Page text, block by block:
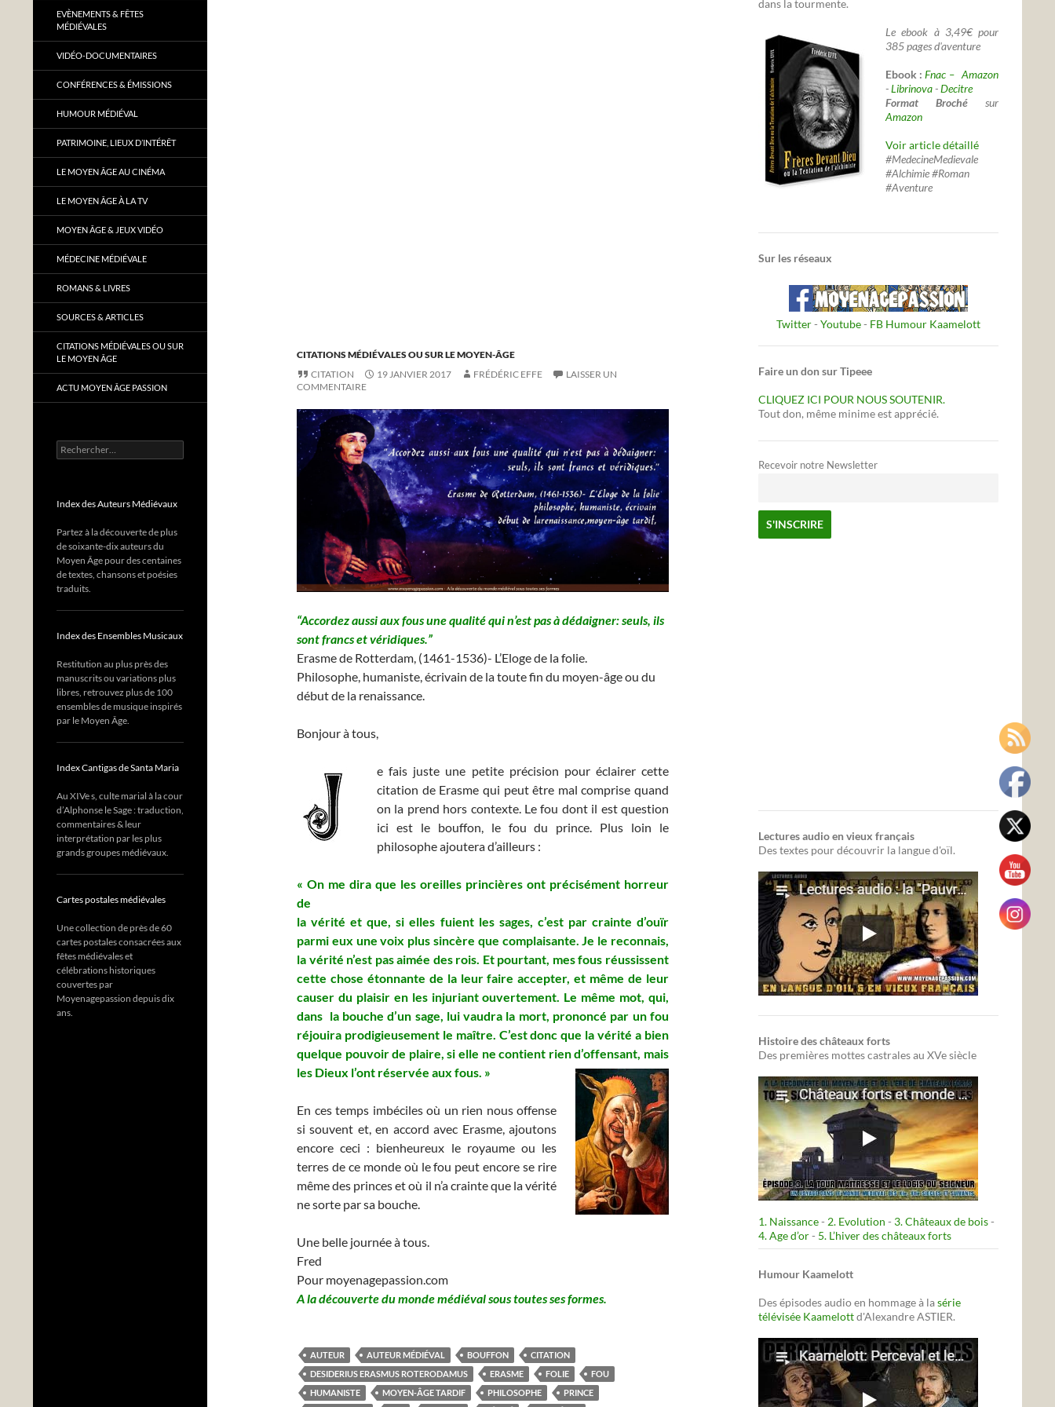
CITATIONS MÉDIÉVALES OU SUR LE MOYEN-ÂGE
CITATION
19 JANVIER 2017 FRÉDÉRIC EFFE
LAISSER UN
COMMENTAIRE
“Accordez aussi aux fous une qualité qui n’est pas à dédaigner: seuls, ils
sont francs et véridiques.”
Erasme de Rotterdam, (1461-1536)- L’Eloge de la folie.
Philosophe, humaniste, écrivain de la toute fin du moyen-âge ou du
début de la renaissance.
Bonjour à tous,
e fais juste une petite précision pour éclairer cette
citation de Erasme qui peut être mal comprise quand
on la prend hors contexte. Le fou dont il est question
ici est le bouffon, le fou du prince. Plus loin le
philosophe ajoutera d’ailleurs :
« On me dira que les oreilles princières ont précisément horreur
de
la vérité et que, si elles fuient les sages, c’est par crainte d’ouïr
parmi eux une voix plus sincère que complaisante. Je le reconnais,
la vérité n’est pas aimée des rois. Et pourtant, mes fous réussissent
cette chose étonnante de la leur faire accepter, et même de leur
causer du plaisir en les injuriant ouvertement. Le même mot, qui,
dans la bouche d’un sage, lui vaudra la mort, prononcé par un fou
réjouira prodigieusement le maître. C’est donc que la vérité a bien
quelque pouvoir de plaire, si elle ne contient rien d’offensant, mais
les Dieux l’ont réservée aux fous. »
En ces temps imbéciles où un rien nous offense
si souvent et, en accord avec Erasme, ajoutons
encore ceci : bienheureux le royaume ou les
terres de ce monde où le fou peut encore se rire
même des princes et où il n’a crainte que la vérité
ne sorte par sa bouche.
Une belle journée à tous.
Fred
Pour moyenagepassion.com
A la découverte du monde médiéval sous toutes ses formes.
AUTEUR AUTEUR MÉDIÉVAL BOUFFON
CITATION
DESIDERIUS ERASMUS ROTERODAMUS
ERASME FOLIE
FOU
HUMANISTE
MOYEN-ÂGE TARDIF PHILOSOPHE
PRINCE
dans la tourmente.
Le ebook à 3,49€ pour
385 pages d'aventure
Ebook :Fnac – Amazon
-Librinova-Decitre
Format Broché sur
Amazon
Voir article détaillé
#MedecineMedievale
#Alchimie #Roman
#Aventure
Sur les réseaux
Twitter- Youtube- FB Humour Kaamelott
Faire un don sur Tipeee
CLIQUEZ ICI POUR NOUS SOUTENIR.
Tout don, même minime est apprécié.
Recevoir notre Newsletter
Lectures audio en vieux français
Des textes pour découvrir la langue d'oïl.
Histoire des châteaux forts
Des premières mottes castrales au XVe siècle
1. Naissance- 2. Evolution - 3. Châteaux de bois-
4. Age d’or- 5. L’hiver des châteaux forts
Humour Kaamelott
Des épisodes audio en hommage à lasérie
télévisée Kaamelottd'Alexandre ASTIER.
EVÈNEMENTS & FÊTES
MÉDIÉVALES
VIDÉO-DOCUMENTAIRES
CONFÉRENCES & ÉMISSIONS
HUMOUR MÉDIÉVAL
PATRIMOINE, LIEUX D’INTÉRÊT
LE MOYEN ÂGE AU CINÉMA
LE MOYEN ÂGE À LA TV
MOYEN ÂGE & JEUX VIDÉO
MÉDECINE MÉDIÉVALE
ROMANS & LIVRES
SOURCES & ARTICLES
CITATIONS MÉDIÉVALES OU SUR
LE MOYEN ÂGE
ACTU MOYEN ÂGE PASSION
Rechercher :
Index des Auteurs Médiévaux
Partez à la découverte de plus
de soixante-dix auteurs du
Moyen Âge pour des centaines
de textes, chansons et poésies
traduits.
Index des Ensembles Musicaux
Restitution au plus près des
manuscrits ou variations plus
libres, retrouvez plus de 100
ensembles de musique inspirés
par le Moyen Âge.
Index Cantigas de Santa Maria
Au XIVe s, culte marial à la cour
d’Alphonse le Sage : traduction,
commentaires & leur
interprétation par les plus
grands groupes médiévaux.
Cartes postales médiévales
Une collection de près de 60
cartes postales consacrées aux
fêtes médiévales et
célébrations historiques
couvertes par
Moyenagepassion depuis dix
ans.